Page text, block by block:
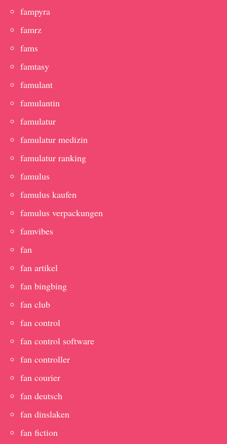
fampyra
famrz
fams
famtasy
famulant
famulantin
famulatur
famulatur medizin
famulatur ranking
famulus
famulus kaufen
famulus verpackungen
famvibes
fan
fan artikel
fan bingbing
fan club
fan control
fan control software
fan controller
fan courier
fan deutsch
fan dinslaken
fan fiction